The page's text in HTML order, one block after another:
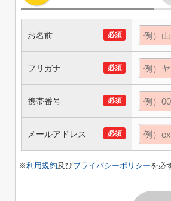
必須
お名前
必須
フリガナ
必須
携帯番号
必須
メールアドレス
※利用規約及びプライバシーポリシーを必